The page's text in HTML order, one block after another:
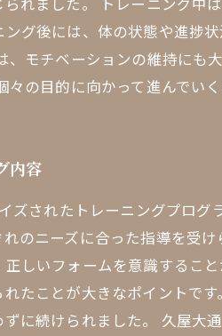
グ後には、体の状態や進捗
モチベーションの維持にも
の目的に向かって進んでいく
内容
されたトレーニングプロ
のニーズに合った指導を受
しいフォームを意識するこ
たことが大きなポイントで
に続けられました。 久屋大